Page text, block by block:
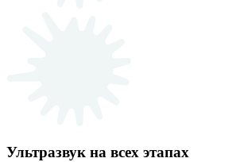
Ультразвук на всех этапах